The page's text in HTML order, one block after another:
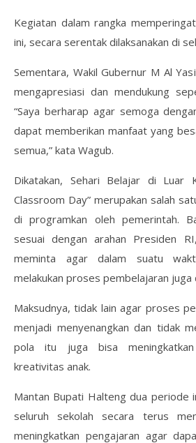
Kegiatan dalam rangka
ini, secara serentak dilaksanakan di
Sementara, Wakil Gubernur M Al
mengapresiasi dan mendukung
“Saya berharap agar semoga
dapat memberikan manfaat yang
semua,” kata Wagub.
Dikatakan, Sehari Belajar di Luar
Classroom Day” merupakan salah
di programkan oleh pemerintah.
sesuai dengan arahan Presiden
meminta agar dalam suatu
melakukan proses pembelajaran juga
Maksudnya, tidak lain agar proses
menjadi menyenangkan dan tidak
pola itu juga bisa
kreativitas anak.
Mantan Bupati Halteng dua periode
seluruh sekolah secara terus
meningkatkan pengajaran agar